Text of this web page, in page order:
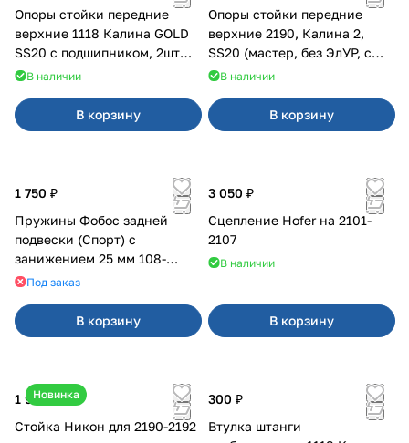
Опоры стойки передние
верхние 1118 Калина GOLD
SS20 с подшипником, 2шт
10115
В наличии
В корзину
Опоры стойки передние
верхние 2190, Калина 2,
SS20 (мастер, без ЭлУР, с
подшипником) 2шт 10122
В наличии
В корзину
1 750 ₽
Пружины Фобос задней
подвески (Спорт) с
занижением 25 мм 108-
21099, 2113-2115
Под заказ
В корзину
3 050 ₽
Сцепление Hofer на 2101-
2107
В наличии
В корзину
Новинка
1 900 ₽
Стойка Никон для 2190-2192
300 ₽
Втулка штанги